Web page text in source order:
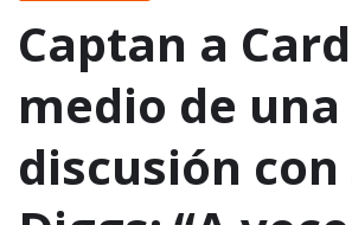
Captan a
medio de una
discusión